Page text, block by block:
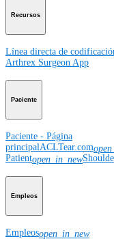
Recursos
Línea directa de
Arthrex Surgeon App
Paciente
Paciente - Página
principalACLTear.com
Patientopen_in_new
Empleos
Empleosopen_in_new